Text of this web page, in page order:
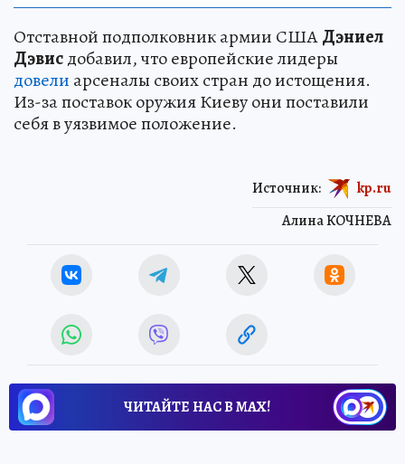
Отставной подполковник армии СШАДэниел
Дэвисдобавил, что европейские лидеры
довели арсеналы своих стран до истощения.
Из-за поставок оружия Киеву они поставили
себя в уязвимое положение.
Алина КОЧНЕВА
Источник: kp.ru
ЧИТАЙТЕ НАС В МАХ!